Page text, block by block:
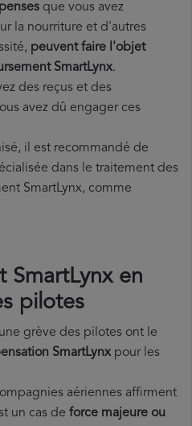
que vous avez
la nourriture et d'autres
peuvent faire l'objet
SmartLynx.
des reçus et des
avez dû engager ces
il est recommandé de
dans le traitement des
SmartLynx, comme
SmartLynx en
pilotes
grève des pilotes ont le
SmartLynxpour les
aériennes affirment
un cas de force majeure ou